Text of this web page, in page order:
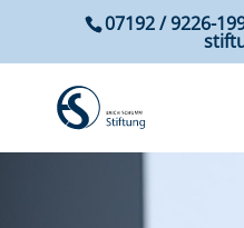
07192 / 9226-